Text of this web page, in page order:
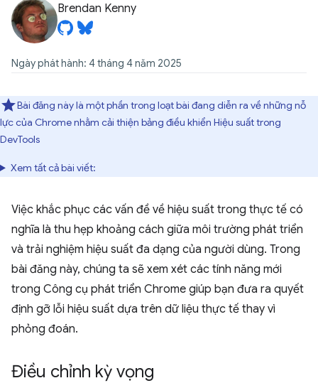
Brendan Kenny
Ngày phát hành: 4 tháng 4 năm 2025
Bài đăng này là một phần trong loạt bài đang diễn ra về những nỗ
lực của Chrome nhằm cải thiện bảng điều khiển Hiệu suất trong
DevTools
Xem tất cả bài viết:
Việc khắc phục các vấn đề về hiệu suất trong thực tế có
nghĩa là thu hẹp khoảng cách giữa môi trường phát triển
và trải nghiệm hiệu suất đa dạng của người dùng. Trong
bài đăng này, chúng ta sẽ xem xét các tính năng mới
trong Công cụ phát triển Chrome giúp bạn đưa ra quyết
định gỡ lỗi hiệu suất dựa trên dữ liệu thực tế thay vì
phỏng đoán.
Điều chỉnh kỳ vọng